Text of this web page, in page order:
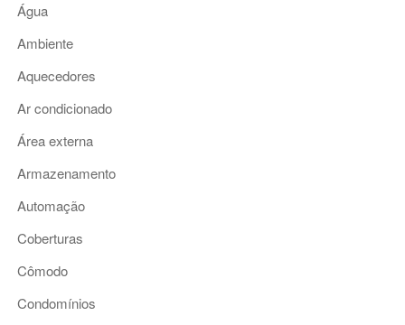
Água
Ambiente
Aquecedores
Ar condicionado
Área externa
Armazenamento
Automação
Coberturas
Cômodo
Condomínios